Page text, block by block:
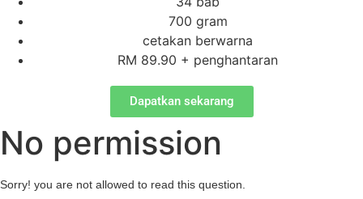
700 gram
cetakan berwarna
RM 89.90 + penghantaran
Dapatkan sekarang
No permission
Sorry! you are not allowed to read this question.